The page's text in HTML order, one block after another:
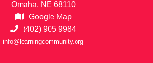
Omaha, NE 68110
Google Map
(402) 905 9984
info@learningcommunity.org